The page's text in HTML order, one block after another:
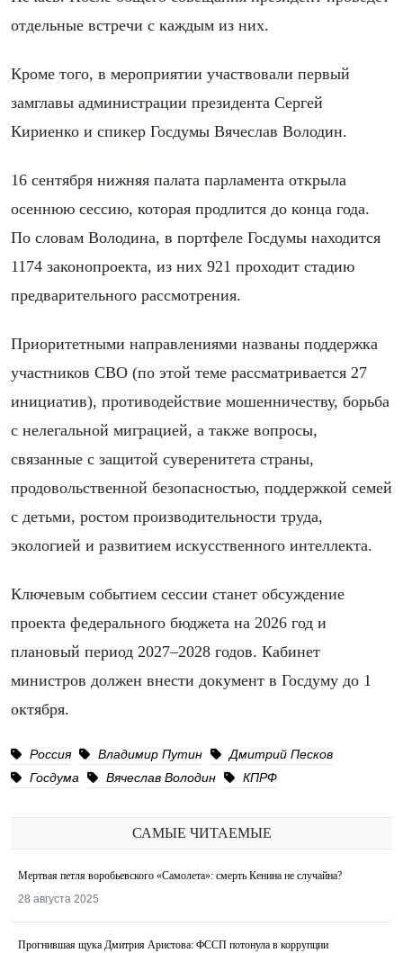
отдельные встречи с каждым из них.
Кроме того, в мероприятии участвовали первый
замглавы администрации президента Сергей
Кириенко и спикер Госдумы Вячеслав Володин.
16 сентября нижняя палата парламента открыла
осеннюю сессию, которая продлится до конца года.
По словам Володина, в портфеле Госдумы находится
1174 законопроекта, из них 921 проходит стадию
предварительного рассмотрения.
Приоритетными направлениями названы поддержка
участников СВО (по этой теме рассматривается 27
инициатив), противодействие мошенничеству, борьба
с нелегальной миграцией, а также вопросы,
связанные с защитой суверенитета страны,
продовольственной безопасностью, поддержкой семей
с детьми, ростом производительности труда,
экологией и развитием искусственного интеллекта.
Ключевым событием сессии станет обсуждение
проекта федерального бюджета на 2026 год и
плановый период 2027–2028 годов. Кабинет
министров должен внести документ в Госдуму до 1
октября.
Россия Владимир Путин
Дмитрий Песков
Госдума
Вячеслав Володин КПРФ
САМЫЕ ЧИТАЕМЫЕ
Мертвая петля воробьевского «Самолета»: смерть Кенина не случайна?
28 августа 2025
Прогнившая щука Дмитрия Аристова: ФССП потонула в коррупции